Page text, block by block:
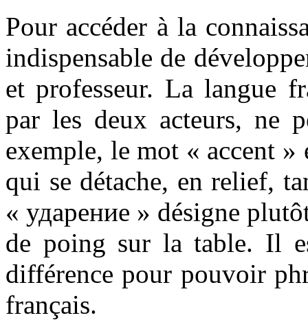
Pour accéder à la
indispensable de
et professeur. La langue
par les deux acteurs, ne
exemple, le mot « accent »
qui se détache, en relief,
« ударение » désigne
de poing sur la table. Il
différence pour pouvoir
français.